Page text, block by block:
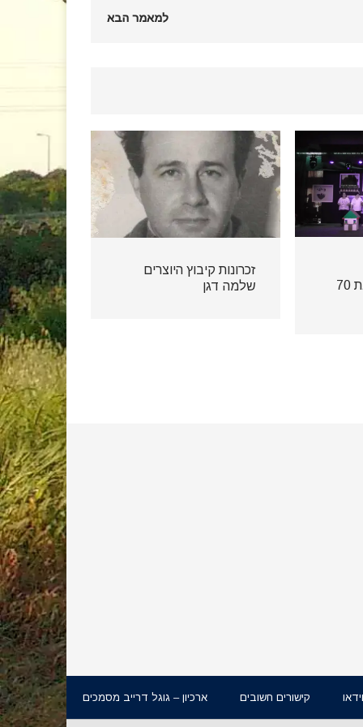
למאמר הבא
עבר-הווה-עתיד שנת 70
זכרונות קיבוץ היוצרים
שלמה דגן
וידאו קישורים חשובים ארכיון – גוגל דרייב מסמכים